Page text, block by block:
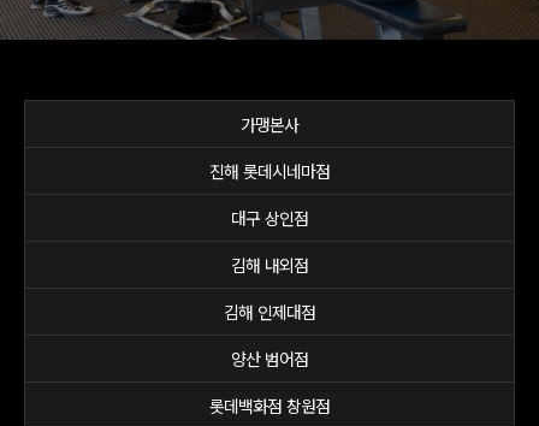
가맹본사
진해 롯데시네마점
대구 상인점
김해 내외점
김해 인제대점
양산 범어점
롯데백화점 창원점